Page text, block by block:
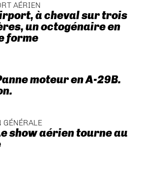
AÉRIEN
à cheval sur trois
un octogénaire en
forme
moteur en A-29B.
show aérien tourne au